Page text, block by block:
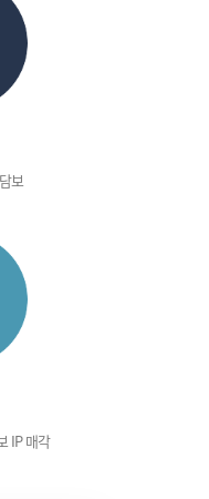
보
IP 매각